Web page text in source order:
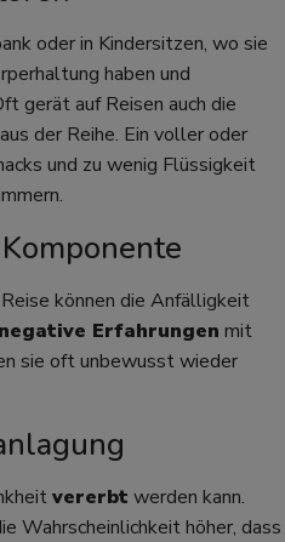
oder in Kindersitzen, wo sie
haben und
gerät auf Reisen auch die
aus der Reihe. Ein voller oder
und zu wenig Flüssigkeit
können die Anfälligkeit
negative Erfahrungen mit
sie oft unbewusst wieder
vererbt werden kann.
Wahrscheinlichkeit höher, dass